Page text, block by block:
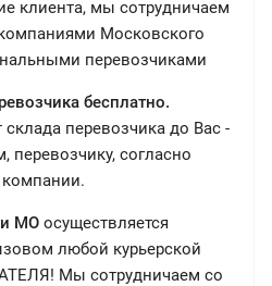
клиента, мы сотрудничаем
Московского
перевозчиками
бесплатно.
перевозчика до Вас -
перевозчику, согласно
и МО осуществляется
любой курьерской
Мы сотрудничаем со